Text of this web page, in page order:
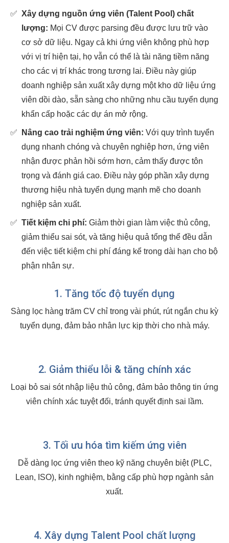
✅ Xây dựng nguồn ứng viên (Talent Pool) chất
lượng: Mọi CV được parsing đều được lưu trữ vào
cơ sở dữ liệu. Ngay cả khi ứng viên không phù hợp
với vị trí hiện tại, họ vẫn có thể là tài năng tiềm năng
cho các vị trí khác trong tương lai. Điều này giúp
doanh nghiệp sản xuất xây dựng một kho dữ liệu ứng
viên dồi dào, sẵn sàng cho những nhu cầu tuyển dụng
khẩn cấp hoặc các dự án mở rộng.
✅ Nâng cao trải nghiệm ứng viên: Với quy trình tuyển
dụng nhanh chóng và chuyên nghiệp hơn, ứng viên
nhận được phản hồi sớm hơn, cảm thấy được tôn
trọng và đánh giá cao. Điều này góp phần xây dựng
thương hiệu nhà tuyển dụng mạnh mẽ cho doanh
nghiệp sản xuất.
✅ Tiết kiệm chi phí: Giảm thời gian làm việc thủ công,
giảm thiểu sai sót, và tăng hiệu quả tổng thể đều dẫn
đến việc tiết kiệm chi phí đáng kể trong dài hạn cho bộ
phận nhân sự.
1. Tăng tốc độ tuyển dụng
Sàng lọc hàng trăm CV chỉ trong vài phút, rút ngắn chu kỳ
tuyển dụng, đảm bảo nhân lực kịp thời cho nhà máy.
2. Giảm thiểu lỗi & tăng chính xác
Loại bỏ sai sót nhập liệu thủ công, đảm bảo thông tin ứng
viên chính xác tuyệt đối, tránh quyết định sai lầm.
3. Tối ưu hóa tìm kiếm ứng viên
Dễ dàng lọc ứng viên theo kỹ năng chuyên biệt (PLC,
Lean, ISO), kinh nghiệm, bằng cấp phù hợp ngành sản
xuất.
4. Xây dựng Talent Pool chất lượng